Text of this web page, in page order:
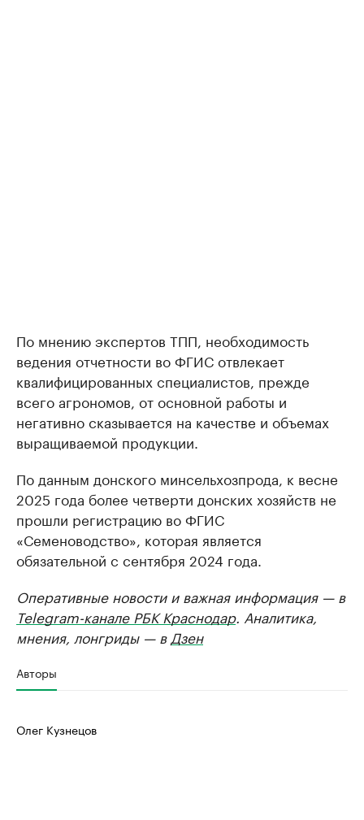
По мнению экспертов ТПП, необходимость
ведения отчетности во ФГИС отвлекает
квалифицированных специалистов, прежде
всего агрономов, от основной работы и
негативно сказывается на качестве и объемах
выращиваемой продукции.
По данным донского минсельхозпрода, к весне
2025 года более четверти донских хозяйств не
прошли регистрацию во ФГИС
«Семеноводство», которая является
обязательной с сентября 2024 года.
Оперативные новости и важная информация — в
Telegram-канале РБК Краснодар. Аналитика,
мнения, лонгриды — в Дзен
Авторы
Олег Кузнецов